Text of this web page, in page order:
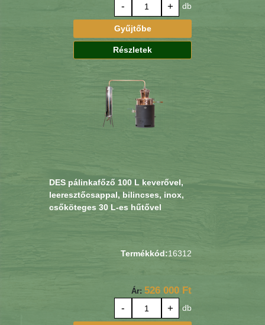
-
+ db
Gyűjtőbe
Részletek
DES pálinkafőző 100 L keverővel,
leeresztőcsappal, bilincses, inox,
csőköteges 30 L-es hűtővel
Termékkód:16312
Ár: 526 000 Ft
-
+ db